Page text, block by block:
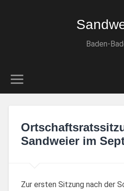
Baden-
Sandweier im
Zur ersten Sitzung nach der